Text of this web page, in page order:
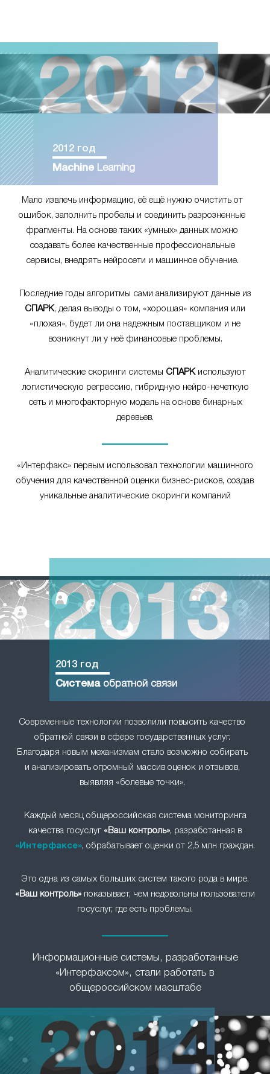
2012 год
Machine Learning
Мало извлечь информацию, её ещё нужно очистить от
ошибок, заполнить пробелы и соединить разрозненные
фрагменты. На основе таких «умных» данных можно
создавать более качественные профессиональные
сервисы, внедрять нейросети и машинное обучение.
Последние годы алгоритмы сами анализируют данные из
СПАРК, делая выводы о том, «хорошая» компания или
«плохая», будет ли она надежным поставщиком и не
возникнут ли у неё финансовые проблемы.
Аналитические скоринги системы СПАРКиспользуют
логистическую регрессию, гибридную нейро-нечеткую
сеть и многофакторную модель на основе бинарных
деревьев.
«Интерфакс» первым использовал технологии машинного
обучения для качественной оценки бизнес-рисков, создав
уникальные аналитические скоринги компаний
Современные технологии позволили повысить качество
обратной связи в сфере государственных услуг.
Благодаря новым механизмам стало возможно собирать
и анализировать огромный массив оценок и отзывов,
выявляя «болевые точки».
2013 год
Системаобратной связи
Каждый месяц общероссийская система мониторинга
качества госуслуг «Ваш контроль», разработанная в
«Интерфаксе», обрабатывает оценки от 2,5 млн граждан.
Это одна из самых больших систем такого рода в мире.
«Ваш контроль»показывает, чем недовольны пользователи
госуслуг, где есть проблемы.
Информационные системы, разработанные
«Интерфаксом», стали работать в
общероссийском масштабе